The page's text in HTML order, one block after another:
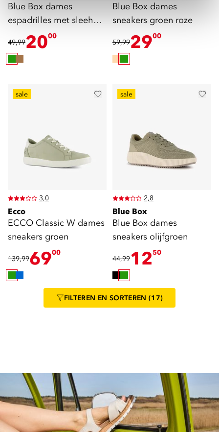
Blue Box dames
espadrilles met sleehak
groen
49,992000
Blue Box dames
sneakers groen roze
59,992900
sale
3,0
Ecco
ECCO Classic W dames
sneakers groen
139,996900
sale
2,8
Blue Box
Blue Box dames
sneakers olijfgroen
44,991250
FILTEREN EN SORTEREN (17)